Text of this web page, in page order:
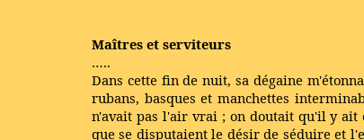
Maîtres et serviteurs
…..
Dans cette fin de nuit, sa dégaine
rubans, basques et manchettes
n'avait pas l'air vrai ; on doutait qu'il y ait
que se disputaient le désir de séduire et